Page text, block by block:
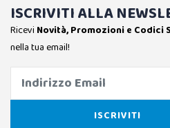
ISCRIVITI ALLA
Ricevi Novità, Promozioni e Codici
nella tua email!